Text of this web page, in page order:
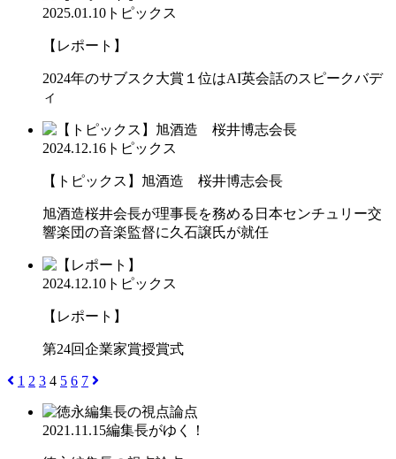
2025.01.10 トピックス
【レポート】
2024年のサブスク大賞１位はAI英会話のスピークバデ
ィ
2024.12.16 トピックス
【トピックス】旭酒造 桜井博志会長
旭酒造桜井会長が理事長を務める日本センチュリー交
響楽団の音楽監督に久石譲氏が就任
2024.12.10 トピックス
【レポート】
第24回企業家賞授賞式
1 2 3 4 5 6 7
2021.11.15編集長がゆく！